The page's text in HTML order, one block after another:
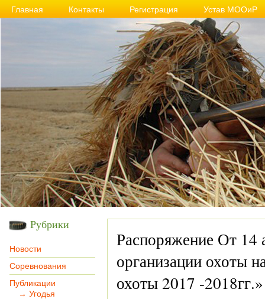
Главная Контакты Регистрация Устав МООиР
Рубрики
Новости
Соревнования
Публикации
→ Угодья
Распоряжение От
организации охоты
охоты 2017 -2018гг.»